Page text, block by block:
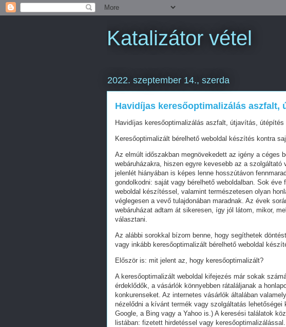
Katalizátor vétel
2022. szeptember 14., szerda
Havidíjas keresőoptimalizálás aszfalt,
Havidíjas keresőoptimalizálás aszfalt, útjavítás, útépítés
Keresőoptimalizált bérelhető weboldal készítés kontra
Az elmúlt időszakban megnövekedett az igény a céges
webáruházakra, hiszen egyre kevesebb az a
jelenlét hiányában is képes lenne hosszútávon
gondolkodni: saját vagy bérelhető weboldalban. Sok
weboldal készítéssel, valamint természetesen olyan
véglegesen a vevő tulajdonában maradnak. Az évek
webáruházat adtam át sikeresen, így jól látom, mikor,
választani.
Az alábbi sorokkal bízom benne, hogy segíthetek
vagy inkább keresőoptimalizált bérelhető weboldal
Először is: mit jelent az, hogy keresőoptimalizált?
A keresőoptimalizált weboldal kifejezés már sokak
érdeklődők, a vásárlók könnyebben rátaláljanak a
konkurenseket. Az internetes vásárlók általában
nézelődni a kívánt termék vagy szolgáltatás lehetőségei
Google, a Bing vagy a Yahoo is.) A keresési találatok
listában: fizetett hirdetéssel vagy